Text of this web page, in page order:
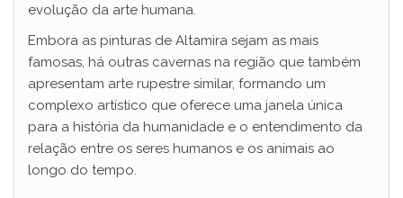
evolução da arte humana.
Embora as pinturas de Altamira sejam as mais
famosas, há outras cavernas na região que também
apresentam arte rupestre similar, formando um
complexo artístico que oferece uma janela única
para a história da humanidade e o entendimento da
relação entre os seres humanos e os animais ao
longo do tempo.